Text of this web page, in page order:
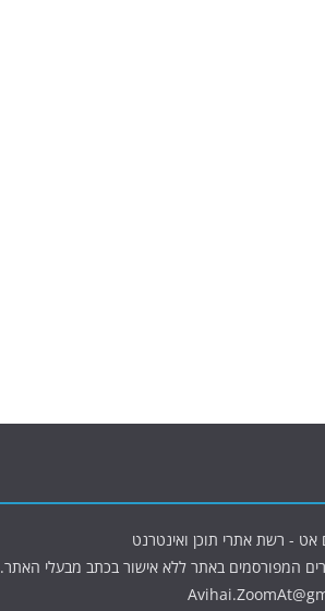
אט - רשת אתרי תוכן ואינטרנט
המפורסמים באתר ללא אישור בכתב מבעלי האתר.